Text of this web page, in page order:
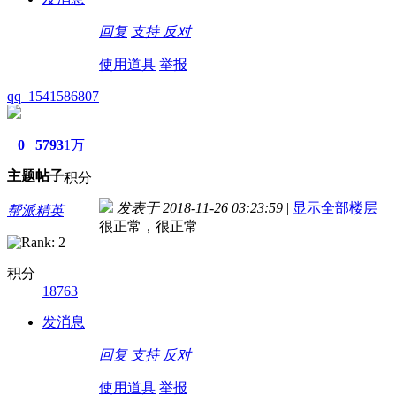
回复 支持 反对
使用道具 举报
qq_1541586807
0
主题
5793
帖子
1万
积分
帮派精英
积分
18763
发消息
发表于 2018-11-26 03:23:59 | 显示全部楼层
很正常，很正常
回复 支持 反对
使用道具 举报